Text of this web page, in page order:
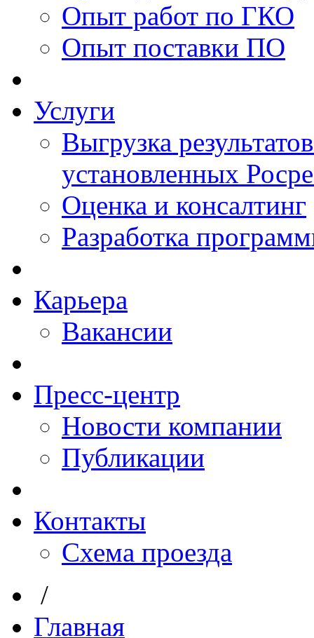
Опыт работ по ГКО
Опыт поставки ПО
Услуги
Выгрузка
установленных
Оценка и консалтинг
Разработка
Карьера
Вакансии
Пресс-центр
Новости компании
Публикации
Контакты
Схема проезда
/
Главная